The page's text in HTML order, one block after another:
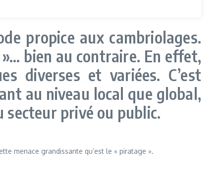
propice aux cambriolages.
bien au contraire. En effet,
diverses et variées. C’est
au niveau local que global,
secteur privé ou public.
menace grandissante qu’est le « piratage ».